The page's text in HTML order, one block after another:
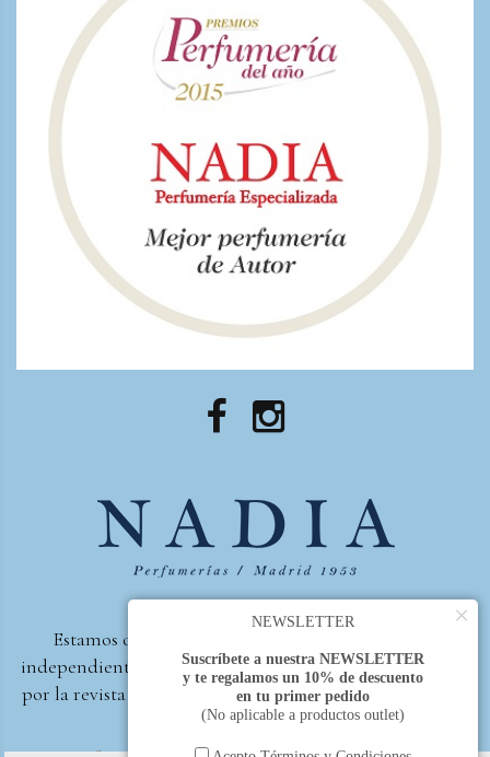
Estamos orgullosos de ser la primera perfumería
independiente de España, en recibir el premio otorgado
por la revista Beautyproof en 2015 a la mejor perfumería
de autor.
×
NEWSLETTER
Suscríbete a nuestra NEWSLETTER
y te regalamos un 10% de descuento
en tu primer pedido
(No aplicable a productos outlet)